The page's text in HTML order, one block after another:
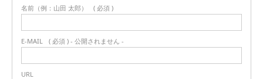
名前（例：山田 太郎） ( 必須 )
E-MAIL ( 必須 ) - 公開されません -
URL